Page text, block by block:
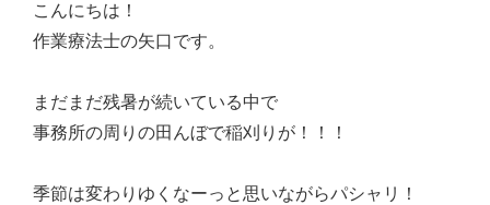
こんにちは！
作業療法士の矢口です。
まだまだ残暑が続いている中で
事務所の周りの田んぼで稲刈りが！！！
季節は変わりゆくなーっと思いながらパシャリ！